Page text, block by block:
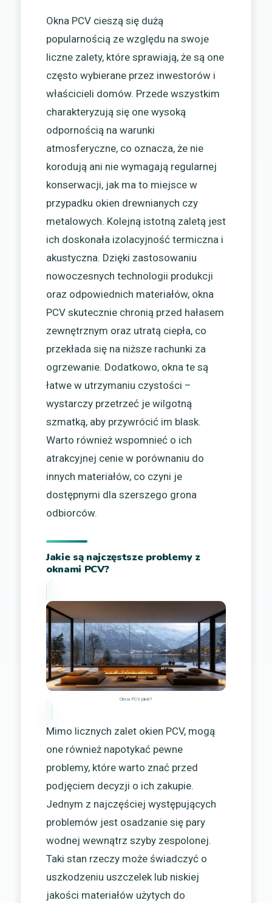
Okna PCV cieszą się dużą
popularnością ze względu na swoje
liczne zalety, które sprawiają, że są one
często wybierane przez inwestorów i
właścicieli domów. Przede wszystkim
charakteryzują się one wysoką
odpornością na warunki
atmosferyczne, co oznacza, że nie
korodują ani nie wymagają regularnej
konserwacji, jak ma to miejsce w
przypadku okien drewnianych czy
metalowych. Kolejną istotną zaletą jest
ich doskonała izolacyjność termiczna i
akustyczna. Dzięki zastosowaniu
nowoczesnych technologii produkcji
oraz odpowiednich materiałów, okna
PCV skutecznie chronią przed hałasem
zewnętrznym oraz utratą ciepła, co
przekłada się na niższe rachunki za
ogrzewanie. Dodatkowo, okna te są
łatwe w utrzymaniu czystości –
wystarczy przetrzeć je wilgotną
szmatką, aby przywrócić im blask.
Warto również wspomnieć o ich
atrakcyjnej cenie w porównaniu do
innych materiałów, co czyni je
dostępnymi dla szerszego grona
odbiorców.
Jakie są najczęstsze problemy z
oknami PCV?
Okna PCV jakie?
Mimo licznych zalet okien PCV, mogą
one również napotykać pewne
problemy, które warto znać przed
podjęciem decyzji o ich zakupie.
Jednym z najczęściej występujących
problemów jest osadzanie się pary
wodnej wewnątrz szyby zespolonej.
Taki stan rzeczy może świadczyć o
uszkodzeniu uszczelek lub niskiej
jakości materiałów użytych do